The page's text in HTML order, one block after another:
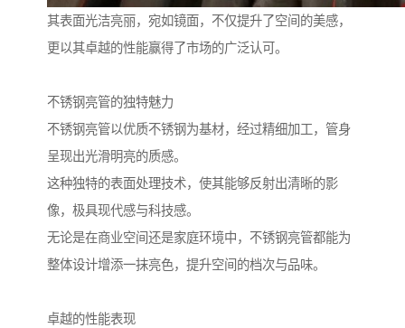
其表面光洁亮丽，宛如镜面，不仅提升了空间的美感，
更以其卓越的性能赢得了市场的广泛认可。
不锈钢亮管的独特魅力
不锈钢亮管以优质不锈钢为基材，经过精细加工，管身
呈现出光滑明亮的质感。
这种独特的表面处理技术，使其能够反射出清晰的影
像，极具现代感与科技感。
无论是在商业空间还是家庭环境中，不锈钢亮管都能为
整体设计增添一抹亮色，提升空间的档次与品味。
卓越的性能表现